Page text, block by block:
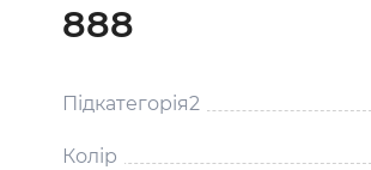
888
Підкатегорія2
Колір